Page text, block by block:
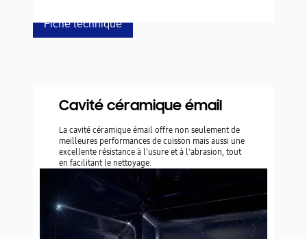
Fiche technique
Cavité céramique émail
La cavité céramique émail offre non seulement de
meilleures performances de cuisson mais aussi une
excellente résistance à l'usure et à l'abrasion, tout
en facilitant le nettoyage.